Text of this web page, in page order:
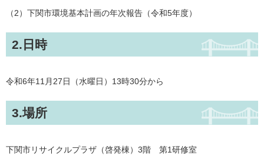
（2）下関市環境基本計画の年次報告（令和5年度）
2.日時
令和6年11月27日（水曜日）13時30分から
3.場所
下関市リサイクルプラザ（啓発棟）3階 第1研修室